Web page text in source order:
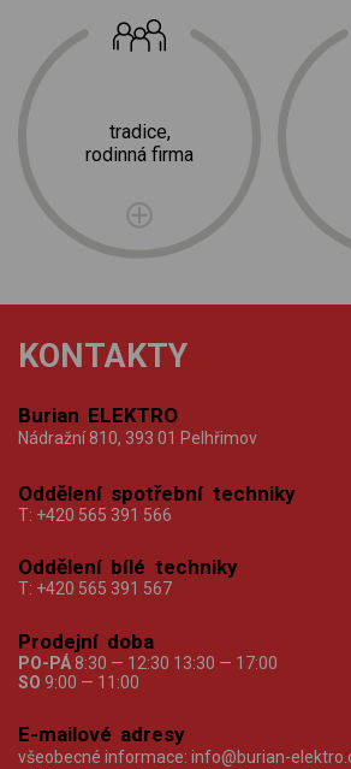
tradice,
rodinná firma
KONTAKTY
Burian ELEKTRO
Nádražní 810, 393 01 Pelhřimov
Oddělení spotřební techniky
T: +420 565 391 566
Oddělení bílé techniky
T: +420 565 391 567
Prodejní doba
PO-PÁ 8:30 — 12:30 13:30 — 17:00
SO 9:00 — 11:00
E-mailové adresy
všeobecné informace: info@burian-